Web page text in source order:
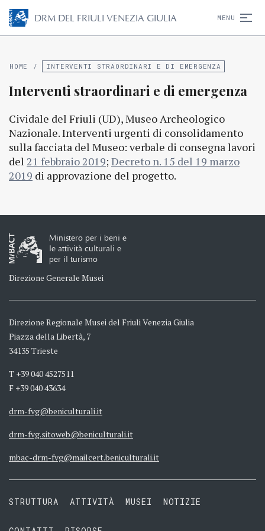
DRM DEL FRIULI VENEZIA GIULIA MENU
HOME / INTERVENTI STRAORDINARI E DI EMERGENZA
Interventi straordinari e di emergenza
Cividale del Friuli (UD), Museo Archeologico
Nazionale. Interventi urgenti di consolidamento
sulla facciata del Museo: verbale di consegna lavori
del 21 febbraio 2019;Decreto n. 15 del 19 marzo
2019 di approvazione del progetto.
Ministero per i beni e
le attività culturali e
per il turismo
Direzione Generale Musei
Direzione Regionale Musei del Friuli Venezia Giulia
Piazza della Libertà, 7
34135 Trieste
T +39 040 4527511
F +39 040 43634
drm-fvg@beniculturali.it
drm-fvg.sitoweb@beniculturali.it
mbac-drm-fvg@mailcert.beniculturali.it
STRUTTURA ATTIVITÀ MUSEI NOTIZIE